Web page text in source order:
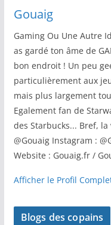
Gouaig
Gaming Ou Une Autre
as gardé ton âme de
bon endroit ! Un peu
particulièrement aux
mais plus largement
Egalement fan de
des Starbucks... Bref,
@Gouaig Instagram :
Website : Gouaig.fr /
Afficher le Profil
Blogs des copains